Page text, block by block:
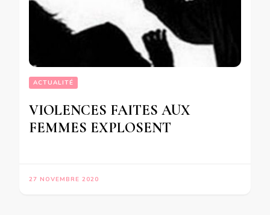
ACTUALITÉ
VIOLENCES FAITES AUX
FEMMES EXPLOSENT
27 NOVEMBRE 2020